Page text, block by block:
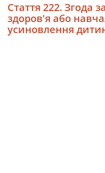
Стаття 222. Згода
здоров'я або
усиновлення